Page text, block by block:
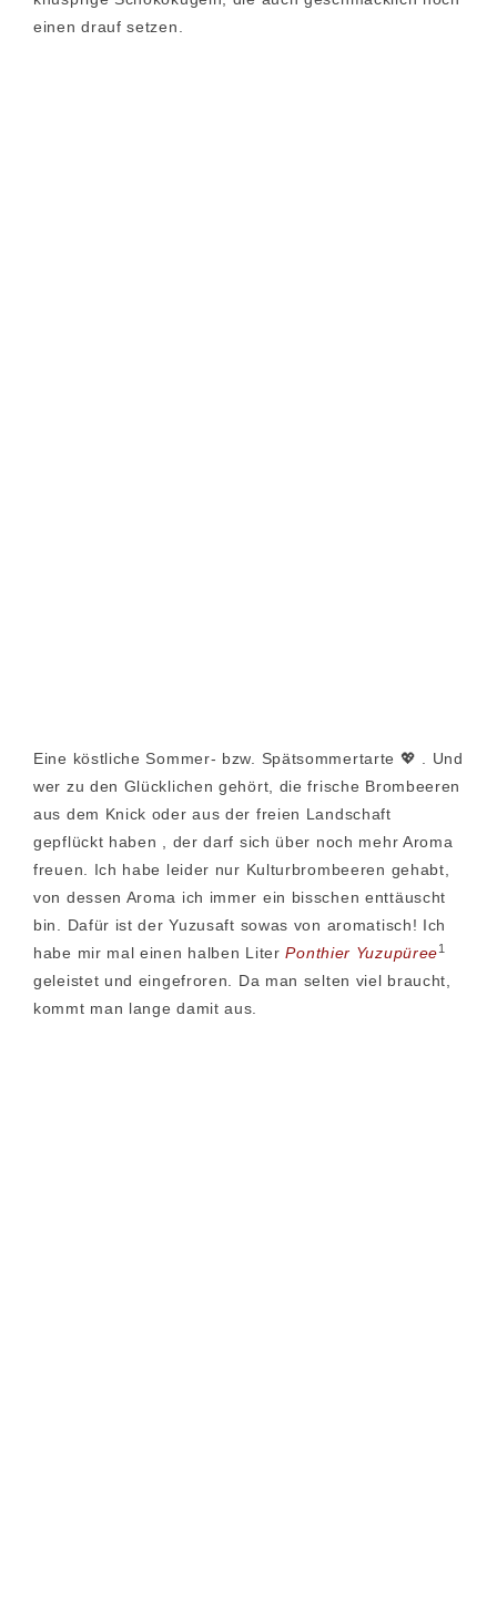
einen drauf setzen.
Eine köstliche Sommer- bzw. Spätsommertarte 💖 . Und
wer zu den Glücklichen gehört, die frische Brombeeren
aus dem Knick oder aus der freien Landschaft
gepflückt haben , der darf sich über noch mehr Aroma
freuen. Ich habe leider nur Kulturbrombeeren gehabt,
von dessen Aroma ich immer ein bisschen enttäuscht
bin. Dafür ist der Yuzusaft sowas von aromatisch! Ich
habe mir mal einen halben LiterPonthier Yuzupüree1
geleistet und eingefroren. Da man selten viel braucht,
kommt man lange damit aus.